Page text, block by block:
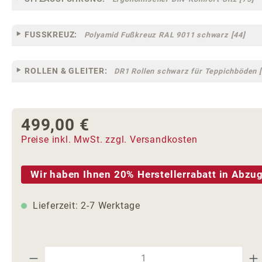
FUSSKREUZ: Polyamid Fußkreuz RAL 9011 schwarz [44]
ROLLEN & GLEITER: DR1 Rollen schwarz für Teppichböden
Regulärer Preis:
499,00 €
Preise inkl. MwSt. zzgl. Versandkosten
Wir haben Ihnen 20% Herstellerrabatt in
Lieferzeit: 2-7 Werktage
Produkt Anzahl: Gib den